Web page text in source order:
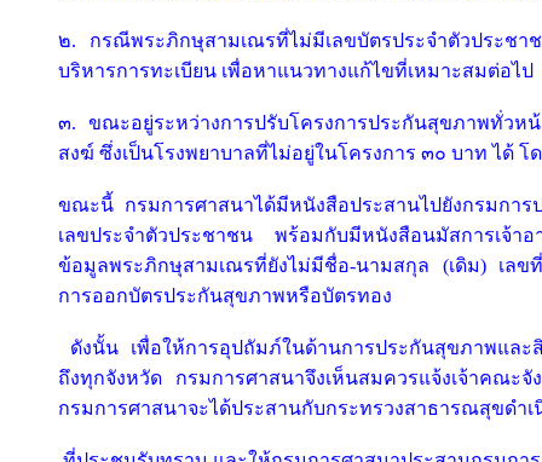
๒. กรณีพระภิกษุสามเณรที่ไม่มีเลขบัตรประจำตัวประช
บริหารการทะเบียน เพื่อหาแนวทางแก้ไขที่เหมาะสมต่อไป
๓. ขณะอยู่ระหว่างการปรับโครงการประกันสุขภาพทั่ว
สงฆ์ ซึ่งเป็นโรงพยาบาลที่ไม่อยู่ในโครงการ ๓๐ บาท ได้ โ
ขณะนี้ กรมการศาสนาได้มีหนังสือประสานไปยังกรมกา
เลขประจำตัวประชาชน พร้อมกับมีหนังสือนมัสการเจ้า
ข้อมูลพระภิกษุสามเณรที่ยังไม่มีชื่อ-นามสกุล (เดิม) เลข
การออกบัตรประกันสุขภาพหรือบัตรทอง
ดังนั้น เพื่อให้การอุปถัมภ์ในด้านการประกันสุขภาพและ
ถึงทุกจังหวัด กรมการศาสนาจึงเห็นสมควรแจ้งเจ้าคณะ
กรมการศาสนาจะได้ประสานกับกระทรวงสาธารณสุขดำเ